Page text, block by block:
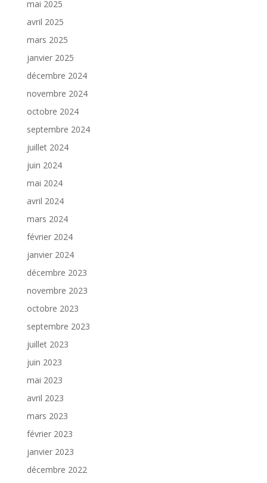
mai 2025
avril 2025
mars 2025
janvier 2025
décembre 2024
novembre 2024
octobre 2024
septembre 2024
juillet 2024
juin 2024
mai 2024
avril 2024
mars 2024
février 2024
janvier 2024
décembre 2023
novembre 2023
octobre 2023
septembre 2023
juillet 2023
juin 2023
mai 2023
avril 2023
mars 2023
février 2023
janvier 2023
décembre 2022